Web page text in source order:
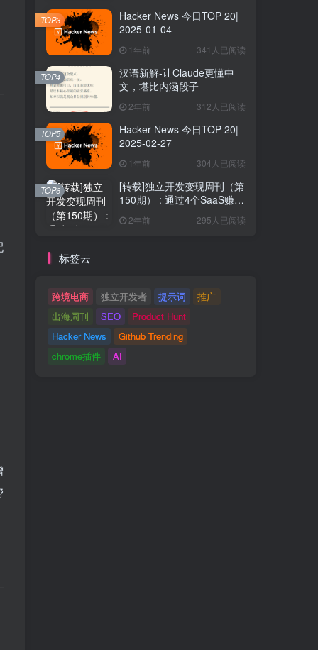
Hacker News 今日TOP 20|
2025-01-04
1年前 341人已阅读
TOP3
汉语新解-让Claude更懂中
文，堪比内涵段子
2年前 312人已阅读
TOP4
Hacker News 今日TOP 20|
2025-02-27
1年前 304人已阅读
TOP5
[转载]独立开发变现周刊（第
150期） : 通过4个SaaS赚取
2年前 295人已阅读
TOP6
标签云
跨境电商 独立开发者 提示词
推广
出海周刊
SEO
Product Hunt
Hacker News
Github Trending
chrome插件
AI